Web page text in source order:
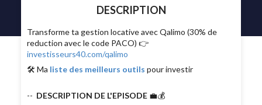
DESCRIPTION
Transforme ta gestion locative avec Qalimo (30% de
reduction avec le code PACO) 👉
investisseurs40.com/qalimo
🛠 Ma liste des meilleurs outils pour investir
-- DESCRIPTION DE L'EPISODE 💼💰